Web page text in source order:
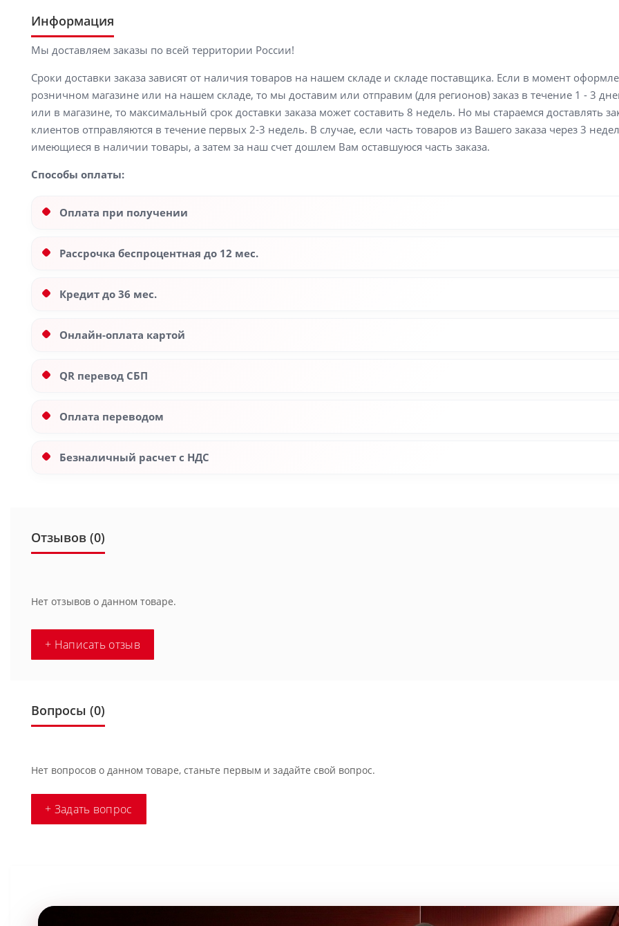
Информация
Мы доставляем заказы по всей территории России!
Сроки доставки заказа зависят от наличия товаров на нашем складе и складе поставщика. Если в момент
розничном магазине или на нашем складе, то мы доставим или отправим (для регионов) заказ в течение 1 - 3
или в магазине, то максимальный срок доставки заказа может составить 8 недель. Но мы стараемся доставлять
клиентов отправляются в течение первых 2-3 недель. В случае, если часть товаров из Вашего заказа через 3
имеющиеся в наличии товары, а затем за наш счет дошлем Вам оставшуюся часть заказа.
Способы оплаты:
Оплата при получении
Рассрочка беспроцентная до 12 мес.
Кредит до 36 мес.
Онлайн-оплата картой
QR перевод СБП
Оплата переводом
Безналичный расчет с НДС
Отзывов (0)
Нет отзывов о данном товаре.
+ Написать отзыв
Вопросы (0)
Нет вопросов о данном товаре, станьте первым и задайте свой вопрос.
+ Задать вопрос